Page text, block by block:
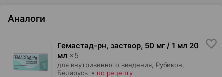
Аналоги
Гемастад-рн, раствор, 50 мг / 1 мл 20
мл ×5
для внутривенного введения, Рубикон
Беларусь • по рецепту